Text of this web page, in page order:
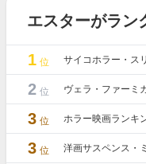
エスターがラン
1 位 サイコホラー・ス
2 位 ヴェラ・ファーミ
3 位 ホラー映画ランキ
3 位 洋画サスペンス・